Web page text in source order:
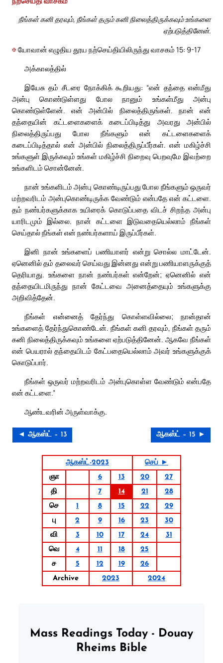
நீங்கள் கனி தரவும், நீங்கள் தரும் கனி நிலைத்திருக்கவும் உங்களை
ஏற்படுத்தினேன்.
✠யோவான் எழுதிய தூய நற்செய்தியிலிருந்து வாசகம் 15: 9-17
அக்காலத்தில்
இயேசு தம் சீடரை நோக்கிக் கூறியது: “என் தந்தை என்மீது
அன்பு கொண்டுள்ளது போல நானும் உங்கள்மீது அன்பு
கொண்டுள்ளேன். என் அன்பில் நிலைத்திருங்கள். நான் என்
தந்தையின் கட்டளைகளைக் கடைப்பிடித்து அவரது அன்பில்
நிலைத்திருப்பது போல நீங்களும் என் கட்டளைகளைக்
கடைப்பிடித்தால் என் அன்பில் நிலைத்திருப்பீர்கள். என் மகிழ்ச்சி
உங்களுள் இருக்கவும் உங்கள் மகிழ்ச்சி நிறைவு பெறவுமே இவற்றை
உங்களிடம் சொன்னேன்.
நான் உங்களிடம் அன்பு கொண்டிருப்பது போல நீங்களும் ஒருவர்
மற்றவரிடம் அன்புகொண்டிருக்க வேண்டும் என்பதே என் கட்டளை.
தம் நண்பர்களுக்காக உயிரைக் கொடுப்பதை விடச் சிறந்த அன்பு
யாரிடமும் இல்லை. நான் கட்டளை இடுவதையெல்லாம் நீங்கள்
செய்தால் நீங்கள் என் நண்பர்களாய் இருப்பீர்கள்.
இனி நான் உங்களைப் பணியாளர் என்று சொல்ல மாட்டேன்.
ஏனெனில் தம் தலைவர் செய்வது இன்னது என்று பணியாளருக்குத்
தெரியாது. உங்களை நான் நண்பர்கள் என்றேன்; ஏனெனில் என்
தந்தையிடமிருந்து நான் கேட்டவை அனைத்தையும் உங்களுக்கு
அறிவித்தேன்.
நீங்கள் என்னைத் தேர்ந்து கொள்ளவில்லை; நான்தான்
உங்களைத் தேர்ந்துகொண்டேன். நீங்கள் கனி தரவும், நீங்கள் தரும்
கனி நிலைத்திருக்கவும் உங்களை ஏற்படுத்தினேன். ஆகவே நீங்கள்
என் பெயரால் தந்தையிடம் கேட்பதையெல்லாம் அவர் உங்களுக்குக்
கொடுப்பார்.
நீங்கள் ஒருவர் மற்றவரிடம் அன்புகொள்ள வேண்டும் என்பதே
என் கட்டளை.”
ஆண்டவரின் அருள்வாக்கு.
◄ ஆகஸ்ட் – 13 ஆகஸ்ட் – 15 ►
ஆகஸ்ட்-2023
செப் ►
ஞா
6 13 20
27
தி
7 14 21
28
செ
1 8 15 22
29
பு
2 9 16 23
30
வி
3 10 17 24
31
வெ
4 11 18
25
ச
5 12 19
26
Archive
2023 2024
Mass Readings Today - Douay
Rheims Bible